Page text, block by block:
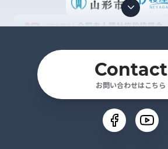
Contact
お問い合わせはこちら